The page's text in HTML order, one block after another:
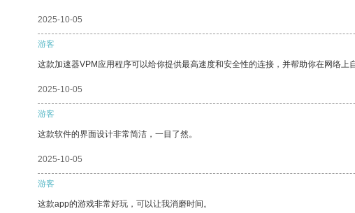
2025-10-05
游客
这款加速器VPM应用程序可以给你提供最高速度和安全性的连接，并帮助你在网络上
2025-10-05
游客
这款软件的界面设计非常简洁，一目了然。
2025-10-05
游客
这款app的游戏非常好玩，可以让我消磨时间。